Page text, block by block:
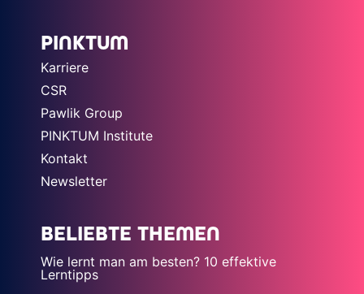
PINKTUM
Karriere
CSR
Pawlik Group
PINKTUM Institute
Kontakt
Newsletter
BELIEBTE THEMEN
Wie lernt man am besten? 10 effektive
Lerntipps